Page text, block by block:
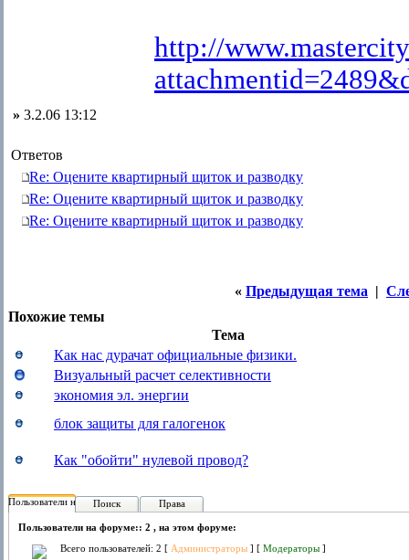
http://
» 3.2.06 13:12
Ответов
Re: Оцените квартирный щиток и разводку
Re: Оцените квартирный щиток и разводку
Re: Оцените квартирный щиток и разводку
« Предыдущая тема |
Похожие темы
Тема
Как нас дурачат официальные физики.
Визуальный расчет селективности
экономия эл. энергии
блок защиты для галогенок
Как "обойти" нулевой провод?
Пользователи на форуме:
Поиск Права
Пользователи на форуме:: 2 , на этом форуме:
Всего пользователей: 2 [ Администраторы ] [ Модераторы ]